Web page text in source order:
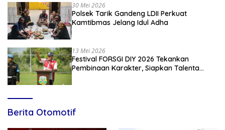
30 Mei 2026
Polsek Tarik Gandeng LDII Perkuat
Kamtibmas Jelang Idul Adha
13 Mei 2026
Festival FORSGI DIY 2026 Tekankan
Pembinaan Karakter, Siapkan Talenta
Berita Otomotif